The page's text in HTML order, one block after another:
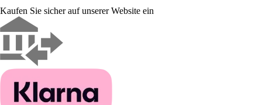
Kaufen Sie sicher auf unserer Website ein